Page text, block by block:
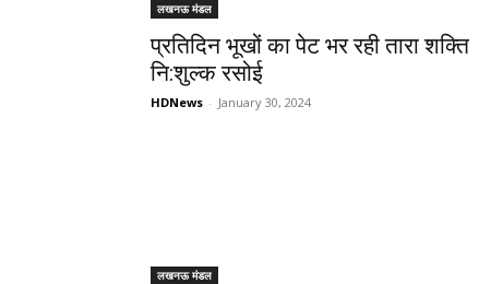
लखनऊ मंडल
प्रतिदिन भूखों का पेट भर रही तारा शक्ति
नि:शुल्क रसोई
HDNews - January 30, 2024
लखनऊ मंडल